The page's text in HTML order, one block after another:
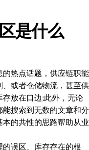
是什么
热点话题，供应链职能
或者仓储物流，甚至供
放在口边;此外，无论
搜索到无数的文章和分
的共性的思路帮助从业
误区、库存存在的根